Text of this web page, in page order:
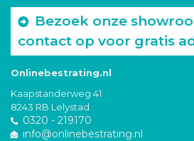
Bezoek onze
contact op voor gratis
Onlinebestrating.nl
Kaapstanderweg 41
8243 RB Lelystad
0320 - 219170
info@onlinebestrating.nl